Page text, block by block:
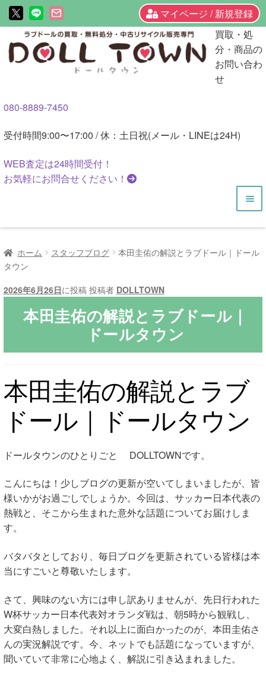
マイページ / 新規登録
ビ
ゲ
ョ
へ
キ
ッ
ン
テ
へ
キ
プ
買取・処
分・商品の
お問い合わ
せ
080-8889-7450
受付時間9:00〜17:00 / 休：土日祝(メール・LINEは24H)
WEB査定は24時間受付！
お気軽にお問合せください！
HOME
商品一覧
ご利用ガイド
ラブドール買取・処分
メ
ュ
ー
展
無料引き取り
よくあるご質問
お問い合わせ
ホーム スタッフブログ
本田圭佑の解説とラブドール｜ドール
タウン
2026年6月26日に投稿 投稿者 DOLLTOWN
本田圭佑の解説とラブドール｜
ドールタウン
本田圭佑の解説とラブ
ドール｜ドールタウン
ドールタウンのひとりごと DOLLTOWNです。
こんにちは！少しブログの更新が空いてしまいましたが、皆
様いかがお過ごしでしょうか。今回は、サッカー日本代表の
熱戦と、そこから生まれた意外な話題についてお届けしま
す。
バタバタとしており、毎日ブログを更新されている皆様は本
当にすごいと尊敬いたします。
さて、興味のない方には申し訳ありませんが、先日行われた
W杯サッカー日本代表対オランダ戦は、朝5時から観戦し、
大変白熱しました。それ以上に面白かったのが、本田圭佑さ
んの実況解説です。今、ネットでも話題になっていますが、
聞いていて非常に心地よく、解説に引き込まれました。